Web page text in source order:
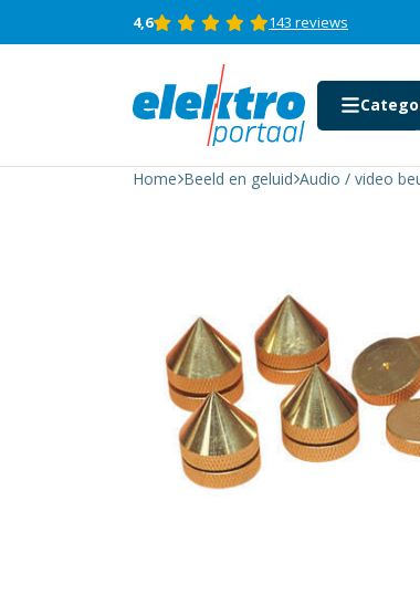
4,6 143 reviews
Computer
Consumenten
elektronica
Domotica &
beveiliging
Home Beeld en geluid Audio / video
luidspreker